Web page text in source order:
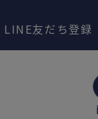
LINE友だち登録